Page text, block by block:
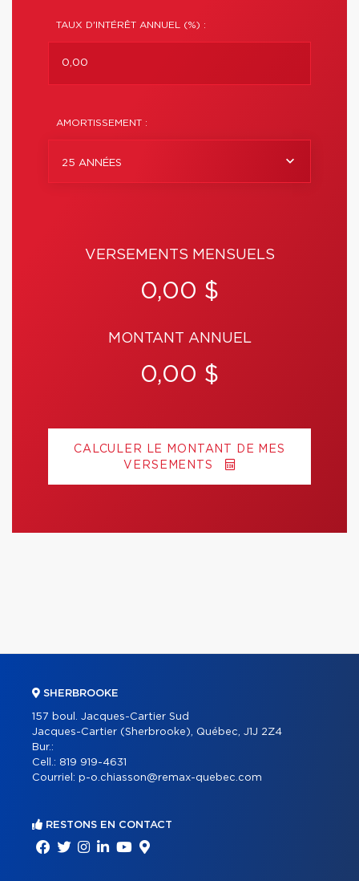
TAUX D'INTÉRÊT ANNUEL (%) :
AMORTISSEMENT :
25 ANNÉES
VERSEMENTS MENSUELS
0,00 $
MONTANT ANNUEL
0,00 $
CALCULER LE MONTANT DE MES
VERSEMENTS
SHERBROOKE
157 boul. Jacques-Cartier Sud
Jacques-Cartier (Sherbrooke), Québec, J1J 2Z4
Bur.:
Cell.: 819 919-4631
Courriel: p-o.chiasson@remax-quebec.com
RESTONS EN CONTACT